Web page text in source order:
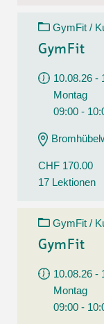
GymFit /
GymFit
10.08.26 -
Montag
09:00 -
CHF 170.00
17 Lektionen
GymFit /
GymFit
10.08.26 -
Montag
09:00 -